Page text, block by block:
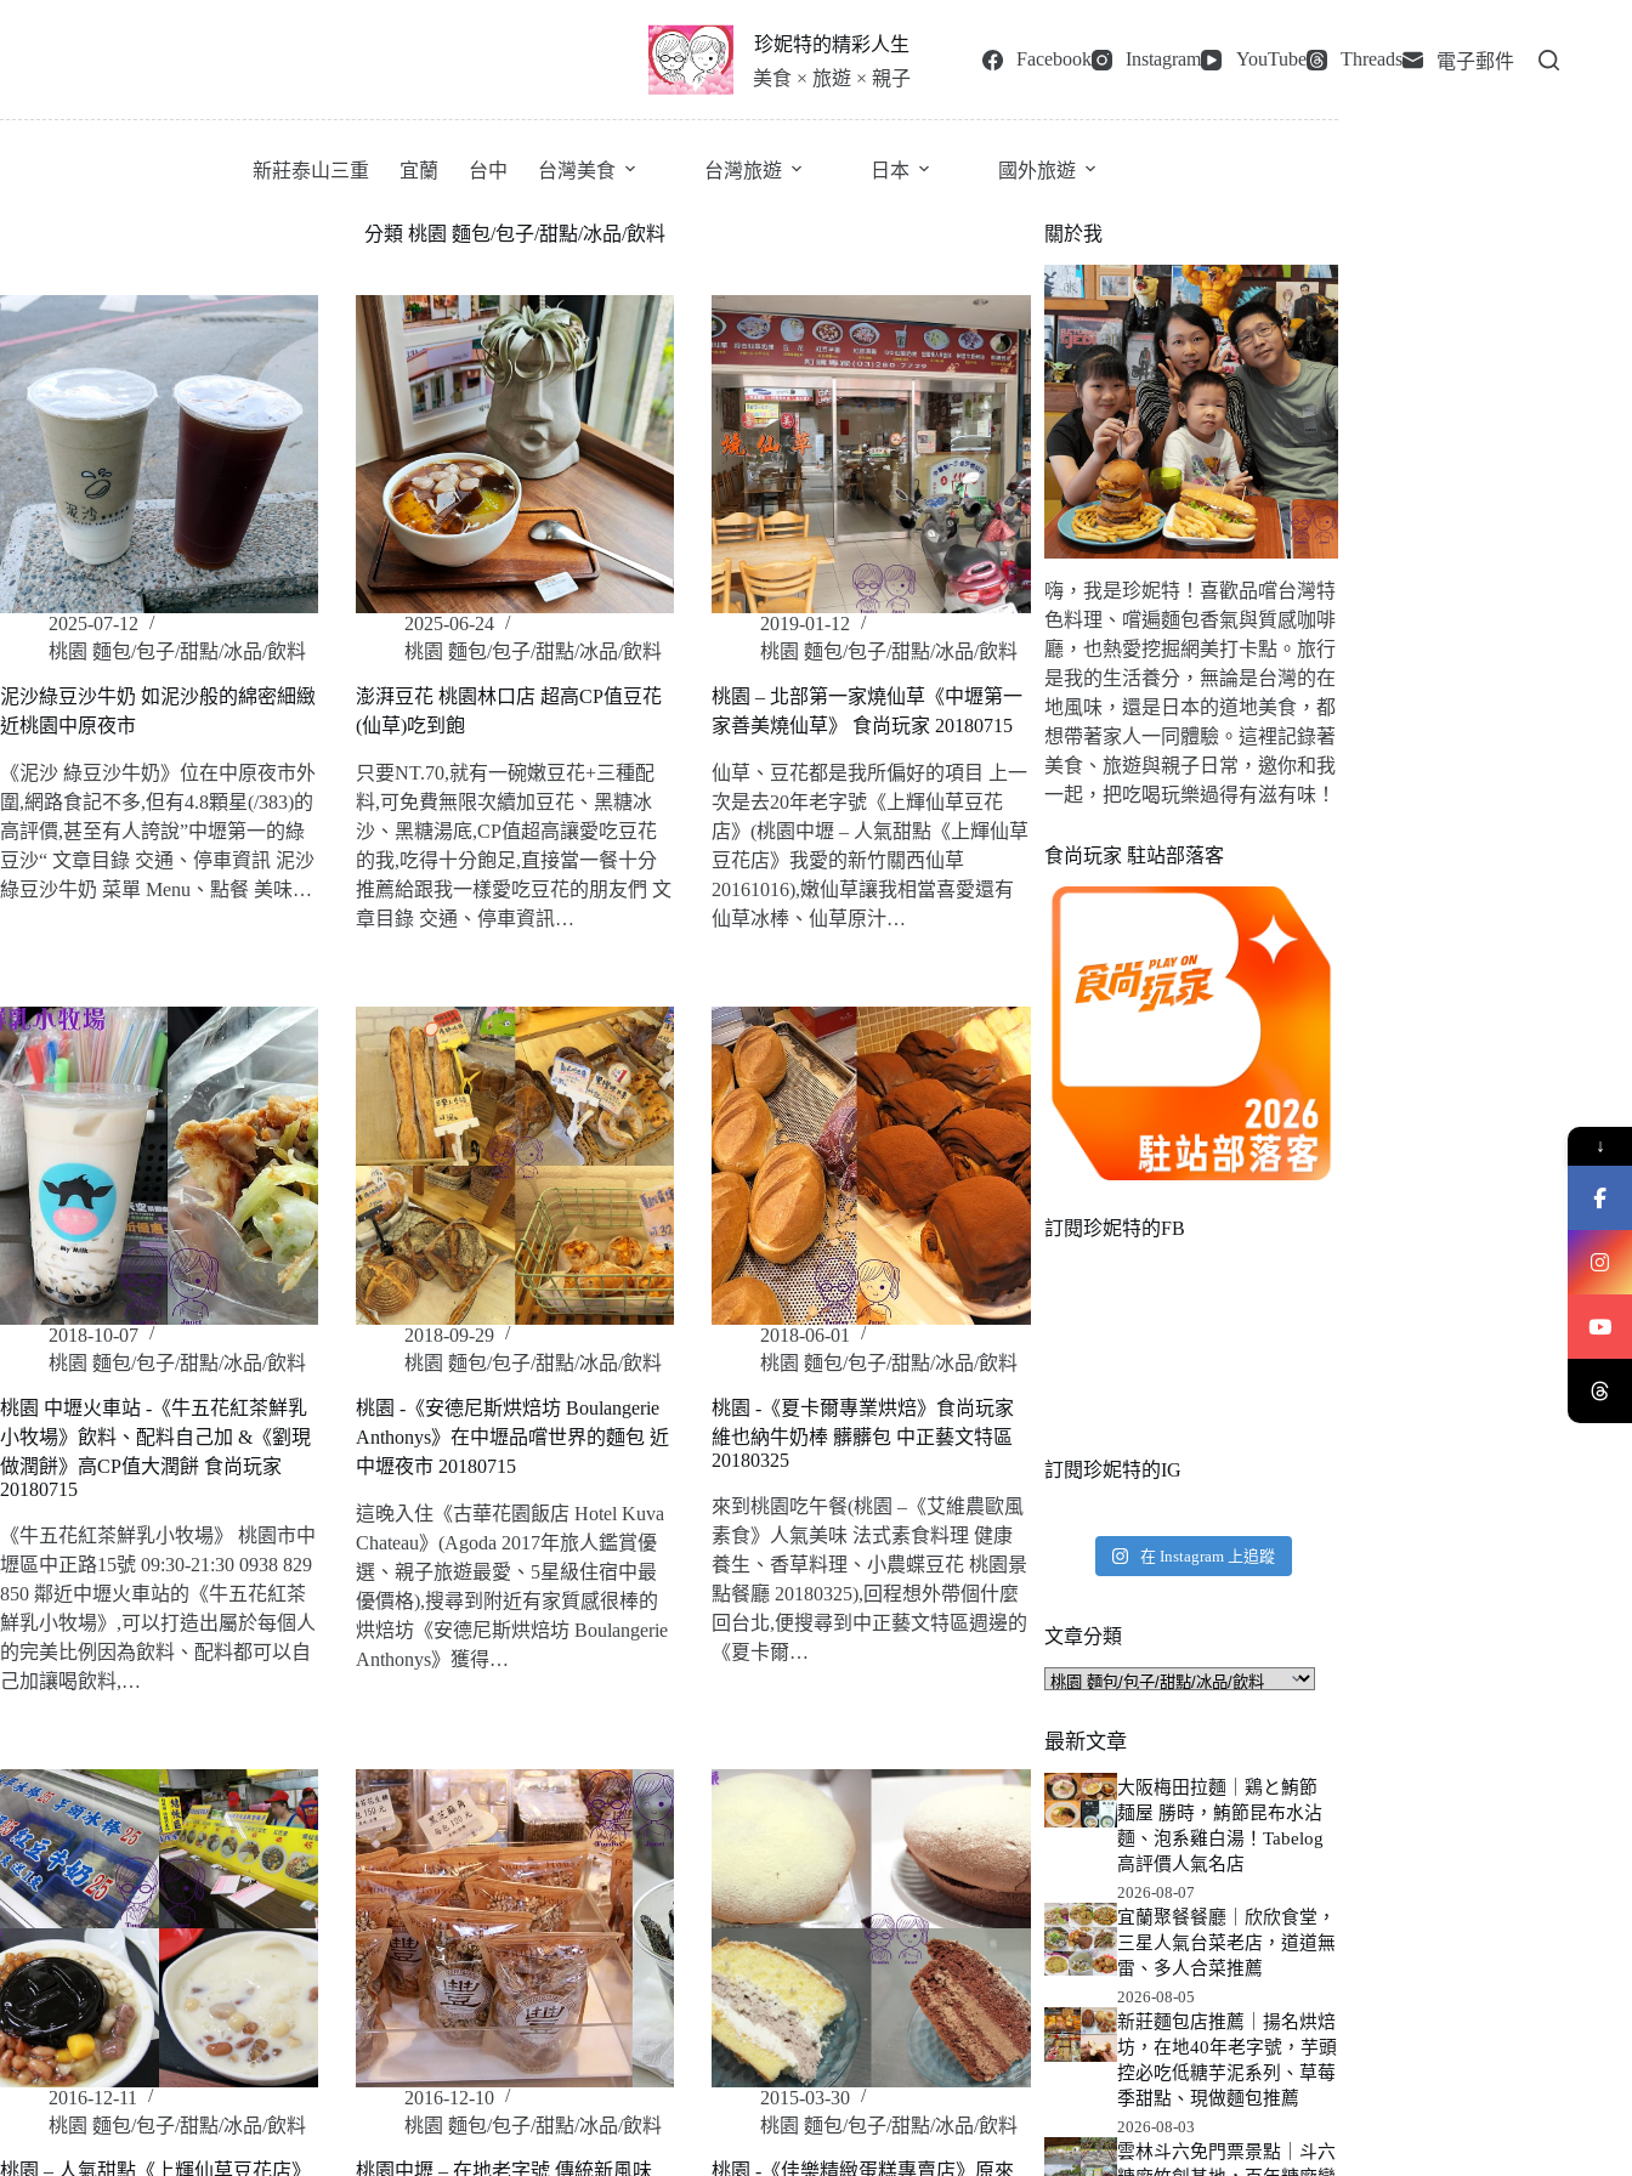
珍妮特的精彩人生
美食 × 旅遊 × 親子
Facebook Instagram YouTube Threads 電子郵件
新莊泰山三重 宜蘭 台中 台灣美食 台灣旅遊 日本 國外旅遊
分類 桃園 麵包/包子/甜點/冰品/飲料
2025-07-12
桃園 麵包/包子/甜點/冰品/飲料
泥沙綠豆沙牛奶 如泥沙般的綿密細緻
近桃園中原夜市
《泥沙 綠豆沙牛奶》位在中原夜市外
圍,網路食記不多,但有4.8顆星(/383)的
高評價,甚至有人誇說”中壢第一的綠
豆沙“ 文章目錄 交通、停車資訊 泥沙
綠豆沙牛奶 菜單 Menu、點餐 美味…
2025-06-24
桃園 麵包/包子/甜點/冰品/飲料
澎湃豆花 桃園林口店 超高CP值豆花
(仙草)吃到飽
只要NT.70,就有一碗嫩豆花+三種配
料,可免費無限次續加豆花、黑糖冰
沙、黑糖湯底,CP值超高讓愛吃豆花
的我,吃得十分飽足,直接當一餐十分
推薦給跟我一樣愛吃豆花的朋友們 文
章目錄 交通、停車資訊…
2019-01-12
桃園 麵包/包子/甜點/冰品/飲料
桃園 – 北部第一家燒仙草《中壢第一
家善美燒仙草》 食尚玩家 20180715
仙草、豆花都是我所偏好的項目 上一
次是去20年老字號《上輝仙草豆花
店》(桃園中壢 – 人氣甜點《上輝仙草
豆花店》我愛的新竹關西仙草
20161016),嫩仙草讓我相當喜愛還有
仙草冰棒、仙草原汁…
2018-10-07
桃園 麵包/包子/甜點/冰品/飲料
桃園 中壢火車站 -《牛五花紅茶鮮乳
小牧場》飲料、配料自己加 &《劉現
做潤餅》高CP值大潤餅 食尚玩家
20180715
《牛五花紅茶鮮乳小牧場》 桃園市中
壢區中正路15號 09:30-21:30 0938 829
850 鄰近中壢火車站的《牛五花紅茶
鮮乳小牧場》,可以打造出屬於每個人
的完美比例因為飲料、配料都可以自
己加讓喝飲料,…
2018-09-29
桃園 麵包/包子/甜點/冰品/飲料
桃園 -《安德尼斯烘焙坊 Boulangerie
Anthonys》在中壢品嚐世界的麵包 近
中壢夜市 20180715
這晚入住《古華花園飯店 Hotel Kuva
Chateau》(Agoda 2017年旅人鑑賞優
選、親子旅遊最愛、5星級住宿中最
優價格),搜尋到附近有家質感很棒的
烘焙坊《安德尼斯烘焙坊 Boulangerie
Anthonys》獲得…
2018-06-01
桃園 麵包/包子/甜點/冰品/飲料
桃園 -《夏卡爾專業烘焙》食尚玩家
維也納牛奶棒 髒髒包 中正藝文特區
20180325
來到桃園吃午餐(桃園 –《艾維農歐風
素食》人氣美味 法式素食料理 健康
養生、香草料理、小農蝶豆花 桃園景
點餐廳 20180325),回程想外帶個什麼
回台北,便搜尋到中正藝文特區週邊的
《夏卡爾…
2016-12-11
桃園 麵包/包子/甜點/冰品/飲料
桃園 – 人氣甜點《上輝仙草豆花店》
2016-12-10
桃園 麵包/包子/甜點/冰品/飲料
桃園中壢 – 在地老字號 傳統新風味
2015-03-30
桃園 麵包/包子/甜點/冰品/飲料
桃園 -《佳樂精緻蛋糕專賣店》原來
關於我
嗨，我是珍妮特！喜歡品嚐台灣特
色料理、嚐遍麵包香氣與質感咖啡
廳，也熱愛挖掘網美打卡點。旅行
是我的生活養分，無論是台灣的在
地風味，還是日本的道地美食，都
想帶著家人一同體驗。這裡記錄著
美食、旅遊與親子日常，邀你和我
一起，把吃喝玩樂過得有滋有味！
食尚玩家 駐站部落客
訂閱珍妮特的FB
訂閱珍妮特的IG
在 Instagram 上追蹤
文章分類
文
分
類
最新文章
大阪梅田拉麵｜鶏と鮪節
麺屋 勝時，鮪節昆布水沾
麵、泡系雞白湯！Tabelog
高評價人氣名店
2026-08-07
宜蘭聚餐餐廳｜欣欣食堂，
三星人氣台菜老店，道道無
雷、多人合菜推薦
2026-08-05
新莊麵包店推薦｜揚名烘焙
坊，在地40年老字號，芋頭
控必吃低糖芋泥系列、草莓
季甜點、現做麵包推薦
2026-08-03
雲林斗六免門票景點｜斗六
↓